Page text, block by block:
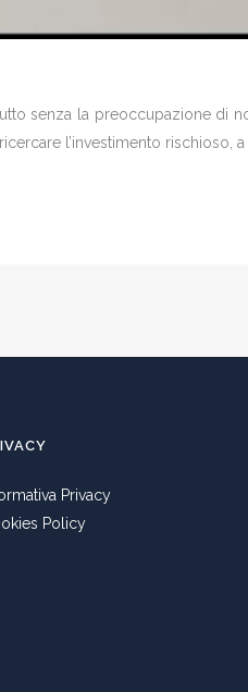
senza la preoccupazione di
l’investimento rischioso, a
Privacy
Policy